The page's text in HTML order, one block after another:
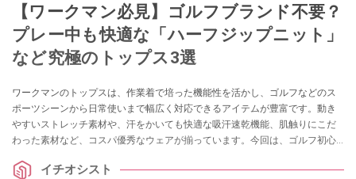
【ワークマン必見】ゴルフブランド不要？
プレー中も快適な「ハーフジップニット」
など究極のトップス3選
ワークマンのトップスは、作業着で培った機能性を活かし、ゴルフなどのス
ポーツシーンから日常使いまで幅広く対応できるアイテムが豊富です。動き
やすいストレッチ素材や、汗をかいても快適な吸汗速乾機能、肌触りにこだ
わった素材など、コスパ優秀なウェアが揃っています。今回は、ゴルフ初心
紹介します。イチオシスト